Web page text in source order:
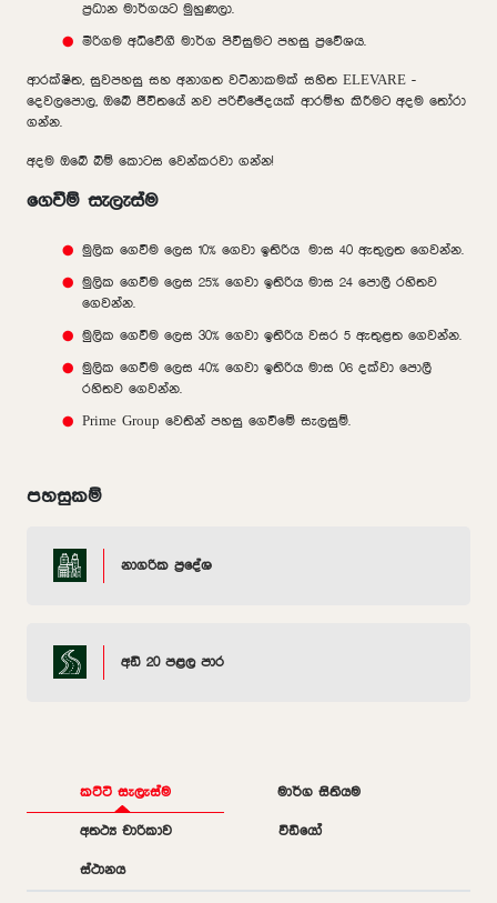
ප්‍රධාන මාර්ගයට මුහුණලා.
මීරිගම අධිවේගී මාර්ග පිවිසුමට පහසු ප්‍රවේශය.
ආරක්ෂිත, සුවපහසු සහ අනාගත වටිනාකමක් සහිත ELEVARE -
දෙවලපොල, ඔබේ ජීවිතයේ නව පරිච්ඡේදයක් ආරම්භ කිරීමට අදම තෝරා
ගන්න.
අදම ඔබේ බිම් කොටස වෙන්කරවා ගන්න!
ගෙවීම් සැලැස්ම
මුලික ගෙවීම ලෙස 10% ගෙවා ඉතිරිය මාස 40 ඇතුලත ගෙවන්න.
මුලික ගෙවීම ලෙස 25% ගෙවා ඉතිරිය මාස 24 පොලී රහිතව
ගෙවන්න.
මුලික ගෙවීම ලෙස 30% ගෙවා ඉතිරිය වසර 5 ඇතුළත ගෙවන්න.
මුලික ගෙවීම ලෙස 40% ගෙවා ඉතිරිය මාස 06 දක්වා පොලී
රහිතව ගෙවන්න.
Prime Group වෙතින් පහසු ගෙවීමේ සැලසුම්.
පහසුකම්
නාගරික ප්‍රදේශ
අඩි 20 පළල පාර
කට්ටි සැලැස්ම මාර්ග සිතියම
අතථ්‍ය චාරිකාව වීඩියෝ
ස්ථානය